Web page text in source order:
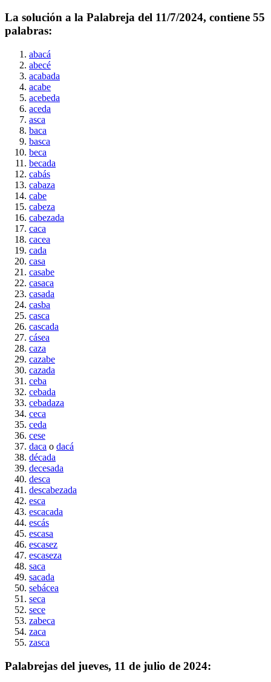
La solución a la Palabreja del 11/7/2024, contiene 55
palabras:
abacá
abecé
acabada
acabe
acebeda
aceda
asca
baca
basca
beca
becada
cabás
cabaza
cabe
cabeza
cabezada
caca
cacea
cada
casa
casabe
casaca
casada
casba
casca
cascada
cásea
caza
cazabe
cazada
ceba
cebada
cebadaza
ceca
ceda
cese
daca o dacá
década
decesada
desca
descabezada
esca
escacada
escás
escasa
escasez
escaseza
saca
sacada
sebácea
seca
sece
zabeca
zaca
zasca
Palabrejas del jueves, 11 de julio de 2024: